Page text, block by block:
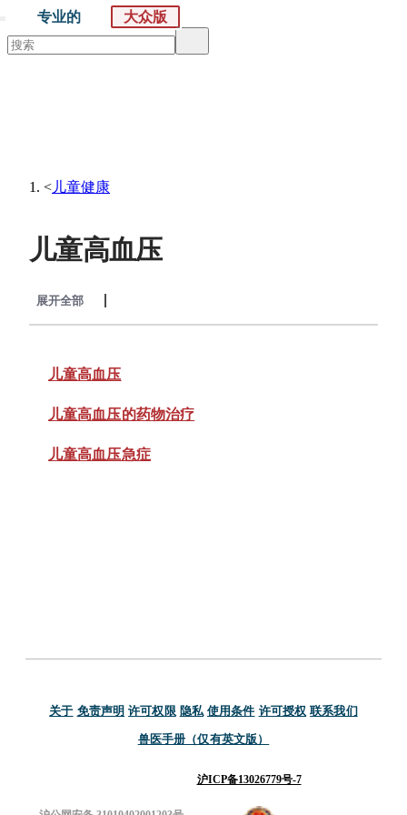
专业的 大众版
< 儿童健康
儿童高血压
展开全部
儿童高血压
儿童高血压的药物治疗
儿童高血压急症
关于 免责声明 许可权限 隐私 使用条件 许可授权 联系我们
兽医手册（仅有英文版）
沪ICP备13026779号-7